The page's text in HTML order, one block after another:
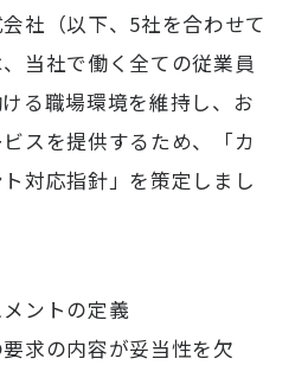
社（以下、5社を合わせて
、当社で働く全ての従業員
る職場環境を維持し、お
スを提供するため、「カ
対応指針」を策定しまし
ントの定義
求の内容が妥当性を欠